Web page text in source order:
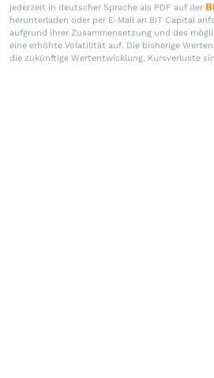
jederzeit in deutscher Sprache als PDF auf der
herunterladen oder per E-Mail an BIT Capital
aufgrund ihrer Zusammensetzung und des
eine erhöhte Volatilität auf. Die bisherige
die zukünftige Wertentwicklung. Kursverluste